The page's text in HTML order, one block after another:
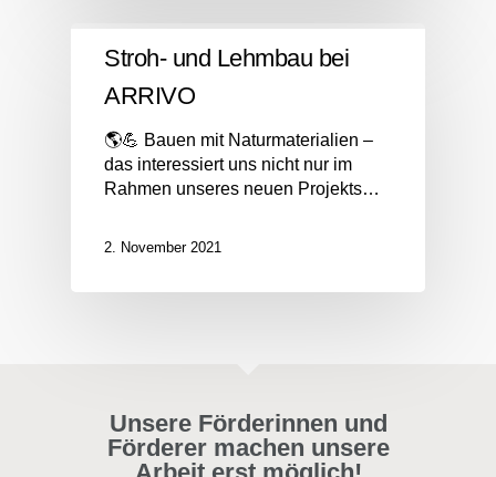
Stroh- und Lehmbau bei
ARRIVO
🌎💪 Bauen mit Naturmaterialien –
das interessiert uns nicht nur im
Rahmen unseres neuen Projekts…
2. November 2021
Unsere Förderinnen und
Förderer machen unsere